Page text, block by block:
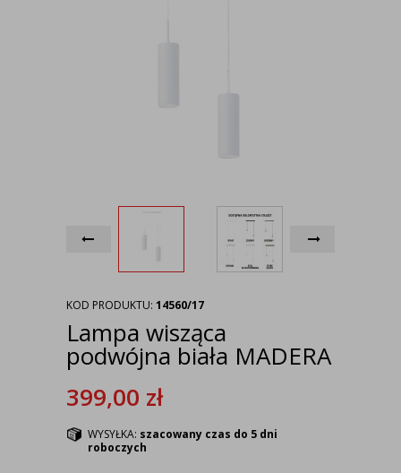
KOD PRODUKTU: 14560/17
Lampa wisząca
podwójna biała MADERA
399,00 zł
WYSYŁKA: szacowany czas do 5 dni
roboczych